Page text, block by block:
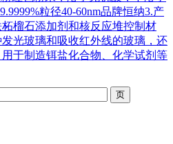
粒径40-60nm品牌恒纳3.产
榴石添加剂和核反应堆控制材
光玻璃和吸收红外线的玻璃，还
于制造铒盐化合物、化学试剂等